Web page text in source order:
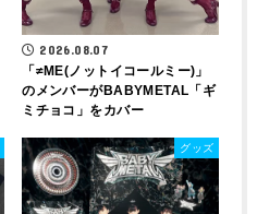
2026.08.07
「≠ME(ノットイコールミー)」
のメンバーがBABYMETAL「ギ
ミチョコ」をカバー
グッズ